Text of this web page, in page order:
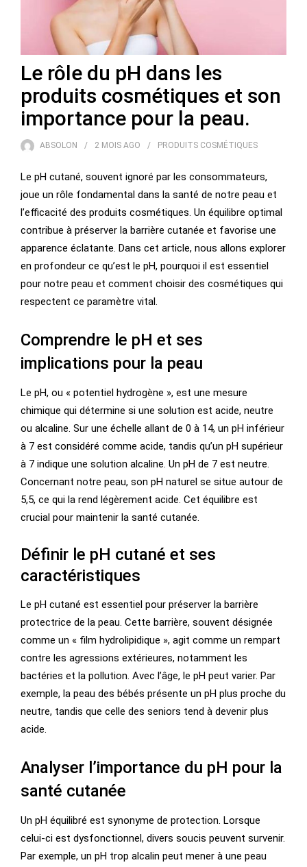
Le rôle du pH dans les
produits cosmétiques et son
importance pour la peau.
ABSOLON 2 MOIS AGO PRODUITS COSMÉTIQUES
Le pH cutané, souvent ignoré par les consommateurs,
joue un rôle fondamental dans la santé de notre peau et
l’efficacité des produits cosmétiques. Un équilibre optimal
contribue à préserver la barrière cutanée et favorise une
apparence éclatante. Dans cet article, nous allons explorer
en profondeur ce qu’est le pH, pourquoi il est essentiel
pour notre peau et comment choisir des cosmétiques qui
respectent ce paramètre vital.
Comprendre le pH et ses
implications pour la peau
Le pH, ou « potentiel hydrogène », est une mesure
chimique qui détermine si une solution est acide, neutre
ou alcaline. Sur une échelle allant de 0 à 14, un pH inférieur
à 7 est considéré comme acide, tandis qu’un pH supérieur
à 7 indique une solution alcaline. Un pH de 7 est neutre.
Concernant notre peau, son pH naturel se situe autour de
5,5, ce qui la rend légèrement acide. Cet équilibre est
crucial pour maintenir la santé cutanée.
Définir le pH cutané et ses
caractéristiques
Le pH cutané est essentiel pour préserver la barrière
protectrice de la peau. Cette barrière, souvent désignée
comme un « film hydrolipidique », agit comme un rempart
contre les agressions extérieures, notamment les
bactéries et la pollution. Avec l’âge, le pH peut varier. Par
exemple, la peau des bébés présente un pH plus proche du
neutre, tandis que celle des seniors tend à devenir plus
acide.
Analyser l’importance du pH pour la
santé cutanée
Un pH équilibré est synonyme de protection. Lorsque
celui-ci est dysfonctionnel, divers soucis peuvent survenir.
Par exemple, un pH trop alcalin peut mener à une peau